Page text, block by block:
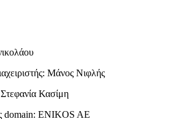
Μάνος Νιφλής
Στεφανία Κασίμη
domain: ENIKOS AE